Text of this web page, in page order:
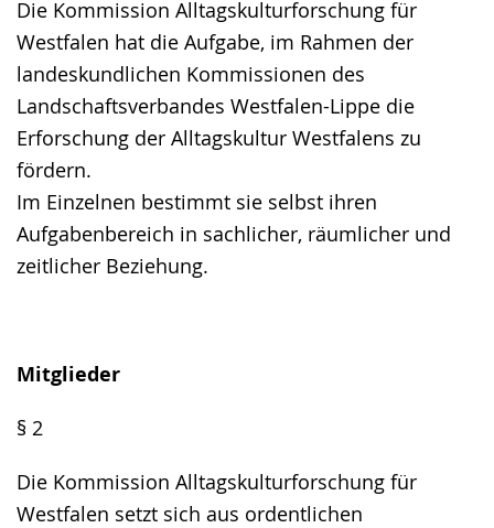
Die Kommission Alltagskulturforschung für
Westfalen hat die Aufgabe, im Rahmen der
landeskundlichen Kommissionen des
Landschaftsverbandes Westfalen-Lippe die
Erforschung der Alltagskultur Westfalens zu
fördern.
Im Einzelnen bestimmt sie selbst ihren
Aufgabenbereich in sachlicher, räumlicher und
zeitlicher Beziehung.
Mitglieder
§ 2
Die Kommission Alltagskulturforschung für
Westfalen setzt sich aus ordentlichen